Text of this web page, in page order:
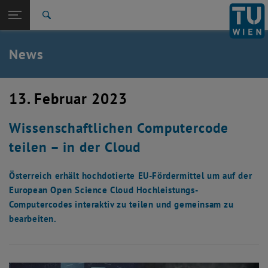
TU Login
Quicklinks
Quicklinks-Menü umschalten
Studium
Zurück: Subseiten von Aktuelles auflisten
Zurück zur letzten Ebene:
Aktuelles
News
News
13. Februar 2023
Wissenschaftlichen Computercode
teilen – in der Cloud
Österreich erhält hochdotierte EU-Fördermittel um auf der
European Open Science Cloud Hochleistungs-
Computercodes interaktiv zu teilen und gemeinsam zu
bearbeiten.